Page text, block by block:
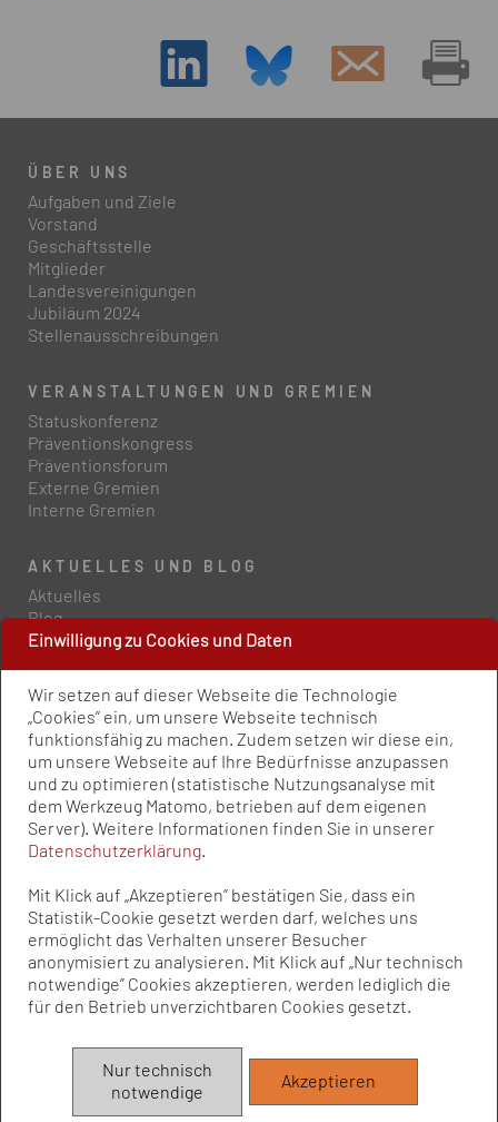
Einwilligung zu Cookies und Daten
Wir setzen auf dieser Webseite die Technologie
„Cookies” ein, um unsere Webseite technisch
funktionsfähig zu machen. Zudem setzen wir diese ein,
um unsere Webseite auf Ihre Bedürfnisse anzupassen
und zu optimieren (statistische Nutzungsanalyse mit
dem Werkzeug Matomo, betrieben auf dem eigenen
Server). Weitere Informationen finden Sie in unserer
Datenschutzerklärung.
Mit Klick auf „Akzeptieren” bestätigen Sie, dass ein
Statistik-Cookie gesetzt werden darf, welches uns
ermöglicht das Verhalten unserer Besucher
anonymisiert zu analysieren. Mit Klick auf „Nur technisch
notwendige” Cookies akzeptieren, werden lediglich die
für den Betrieb unverzichtbaren Cookies gesetzt.
Nur technisch
notwendige
Akzeptieren
ÜBER UNS
Aufgaben und Ziele
Vorstand
Geschäftsstelle
Mitglieder
Landesvereinigungen
Jubiläum 2024
Stellenausschreibungen
VERANSTALTUNGEN UND GREMIEN
Statuskonferenz
Präventionskongress
Präventionsforum
Externe Gremien
Interne Gremien
AKTUELLES UND BLOG
Aktuelles
Blog
PRESSE UND PUBLIKATIONEN
Policy Paper
Pressemitteilungen
Publikationen
Newsletter
Kontakt
Impressum
Qualitätsstandards
Sitemap
© Bundesvereinigung Prävention und
Die Bundesvereinigung Prävention und Gesundheitsförderung e.V.
(BVPG) wird aufgrund eines Beschlusses des Bundestages vom
Bundesministerium für Gesundheit institutionell gefördert.